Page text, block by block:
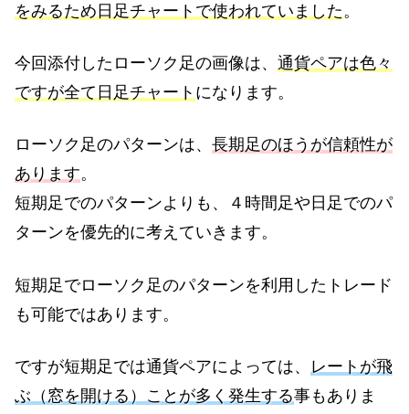
をみるため日足チャートで使われていました 。
今回添付したローソク足の画像は、 通貨ペアは色々
ですが全て日足チャート になります。
ローソク足のパターンは、 長期足のほうが信頼性が
あります。
短期足でのパターンよりも、４時間足や日足でのパ
ターンを優先的に考えていきます。
短期足でローソク足のパターンを利用したトレード
も可能ではあります。
ですが短期足では通貨ペアによっては、 レートが飛
ぶ（窓を開ける）ことが多く発生する事もありま